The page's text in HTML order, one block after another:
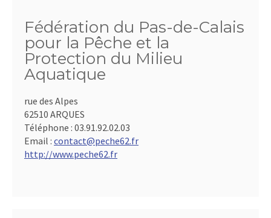
Fédération du Pas-de-Calais
pour la Pêche et la
Protection du Milieu
Aquatique
rue des Alpes
62510 ARQUES
Téléphone : 03.91.92.02.03
Email : contact@peche62.fr
http://www.peche62.fr